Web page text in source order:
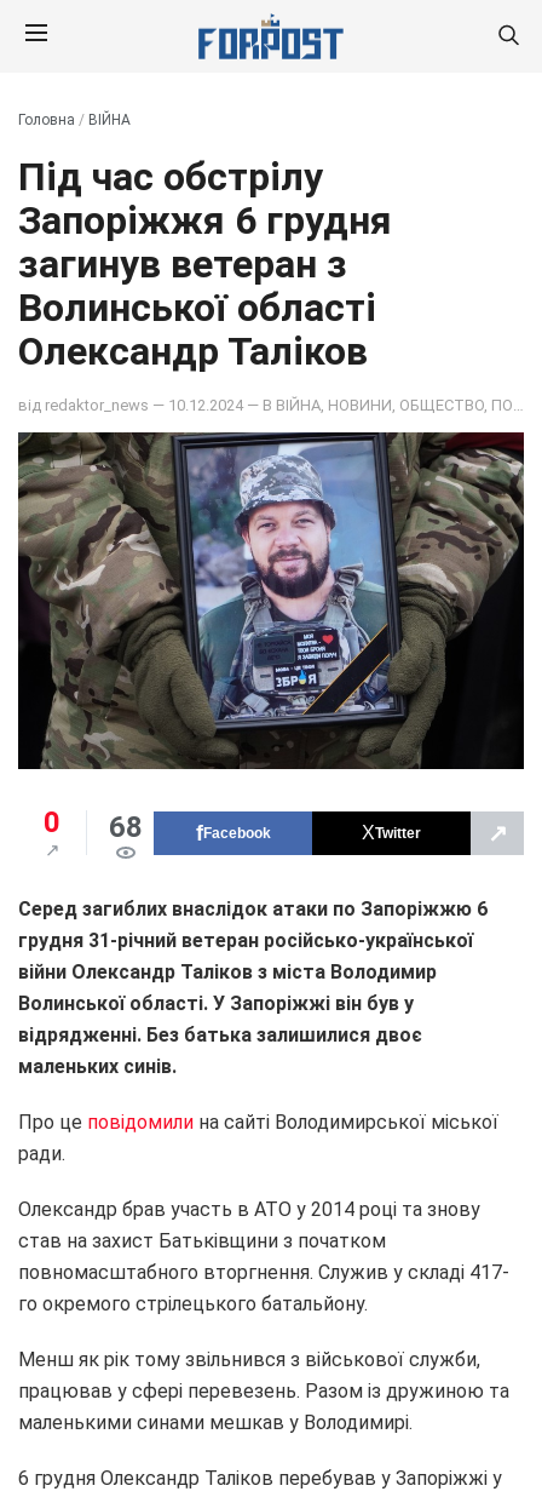
Головна / ВІЙНА
Під час обстрілу
Запоріжжя 6 грудня
загинув ветеран з
Волинської області
Олександр Таліков
від redaktor_news — 10.12.2024 — В ВІЙНА НОВИНИ ОБЩЕСТВО ПОДІЇ
0 68 Facebook Twitter ↗
Серед загиблих внаслідок атаки по Запоріжжю 6
грудня 31-річний ветеран російсько-української
війни Олександр Таліков з міста Володимир
Волинської області. У Запоріжжі він був у
відрядженні. Без батька залишилися двоє
маленьких синів.
Про це повідомили на сайті Володимирської міської
ради.
Олександр брав участь в АТО у 2014 році та знову
став на захист Батьківщини з початком
повномасштабного вторгнення. Служив у складі 417-
го окремого стрілецького батальйону.
Менш як рік тому звільнився з військової служби,
працював у сфері перевезень. Разом із дружиною та
маленькими синами мешкав у Володимирі.
6 грудня Олександр Таліков перебував у Запоріжжі у